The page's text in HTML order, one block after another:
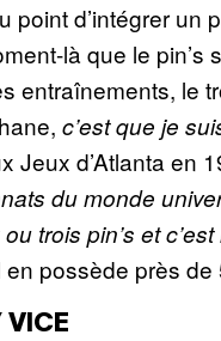
point d’intégrer un
là que le
entraînements, le
c’est que je
Jeux d’Atlanta en
du monde
trois pin’s et
en possède près de
VICE